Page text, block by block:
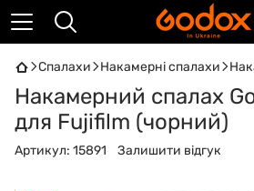
Спалахи Накамерні спалахи
Накамерний спалах
для Fujifilm (чорний)
Артикул: 15891 Залишити відгук